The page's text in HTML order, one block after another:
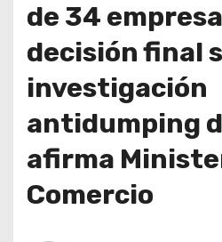
de 34
decisión final
investigación
antidumping
afirma
Comercio